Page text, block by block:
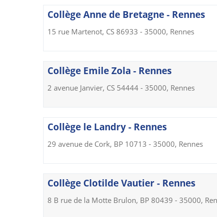
Collège Anne de Bretagne - Rennes
15 rue Martenot, CS 86933 - 35000, Rennes
Collège Emile Zola - Rennes
2 avenue Janvier, CS 54444 - 35000, Rennes
Collège le Landry - Rennes
29 avenue de Cork, BP 10713 - 35000, Rennes
Collège Clotilde Vautier - Rennes
8 B rue de la Motte Brulon, BP 80439 - 35000,